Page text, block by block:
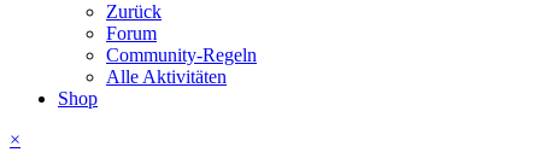
Zurück
Forum
Community-Regeln
Alle Aktivitäten
Shop
×